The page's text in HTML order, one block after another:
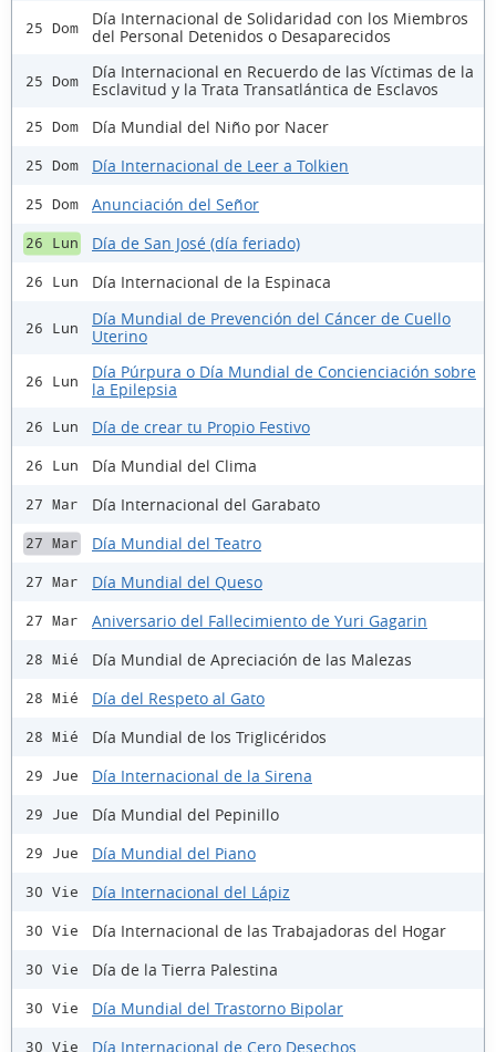
25 Dom
Día Internacional de Solidaridad con los Miembros
del Personal Detenidos o Desaparecidos
25 Dom
Día Internacional en Recuerdo de las Víctimas de la
Esclavitud y la Trata Transatlántica de Esclavos
25 Dom Día Mundial del Niño por Nacer
25 Dom Día Internacional de Leer a Tolkien
25 Dom Anunciación del Señor
26 Lun Día de San José (día feriado)
26 Lun Día Internacional de la Espinaca
26 Lun
Día Mundial de Prevención del Cáncer de Cuello
Uterino
26 Lun
Día Púrpura o Día Mundial de Concienciación sobre
la Epilepsia
26 Lun Día de crear tu Propio Festivo
26 Lun Día Mundial del Clima
27 Mar Día Internacional del Garabato
27 Mar Día Mundial del Teatro
27 Mar Día Mundial del Queso
27 Mar Aniversario del Fallecimiento de Yuri Gagarin
28 Mié Día Mundial de Apreciación de las Malezas
28 Mié Día del Respeto al Gato
28 Mié Día Mundial de los Triglicéridos
29 Jue Día Internacional de la Sirena
29 Jue Día Mundial del Pepinillo
29 Jue Día Mundial del Piano
30 Vie Día Internacional del Lápiz
30 Vie Día Internacional de las Trabajadoras del Hogar
30 Vie Día de la Tierra Palestina
30 Vie Día Mundial del Trastorno Bipolar
30 Vie Día Internacional de Cero Desechos